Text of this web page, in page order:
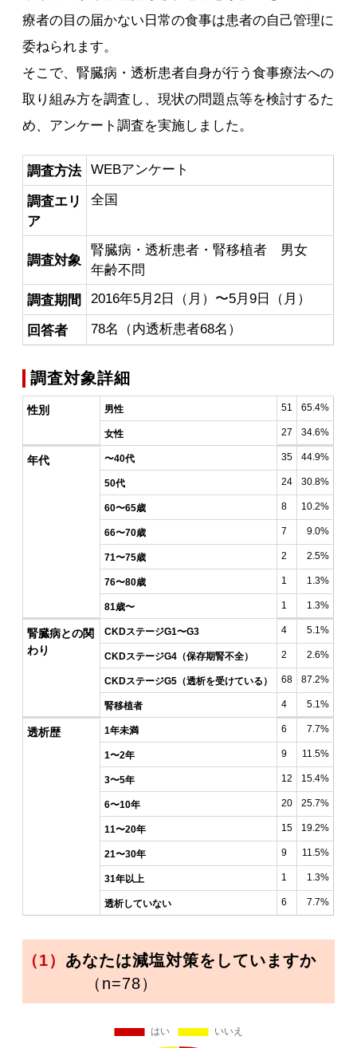
療者の目の届かない日常の食事は患者の自己管理に
委ねられます。
そこで、腎臓病・透析患者自身が行う食事療法への
取り組み方を調査し、現状の問題点等を検討するた
め、アンケート調査を実施しました。
調査方法 WEBアンケート
調査エリ
ア
全国
調査対象
腎臓病・透析患者・腎移植者 男女
年齢不問
調査期間
2016年5月2日（月）〜5月9日（月）
回答者 78名（内透析患者68名）
調査対象詳細
性別 男性 51 65.4%
女性 27 34.6%
年代 〜40代 35 44.9%
50代 24 30.8%
60〜65歳 8 10.2%
66〜70歳 7 9.0%
71〜75歳 2 2.5%
76〜80歳 1 1.3%
81歳〜 1 1.3%
腎臓病との関
わり
CKDステージG1〜G3 4 5.1%
CKDステージG4（保存期腎不全） 2 2.6%
CKDステージG5（透析を受けている） 68 87.2%
腎移植者 4 5.1%
透析歴 1年未満 6 7.7%
1〜2年 9 11.5%
3〜5年 12 15.4%
6〜10年 20 25.7%
11〜20年 15 19.2%
21〜30年 9 11.5%
31年以上 1 1.3%
透析していない 6 7.7%
（1） あなたは減塩対策をしていますか
（n=78）